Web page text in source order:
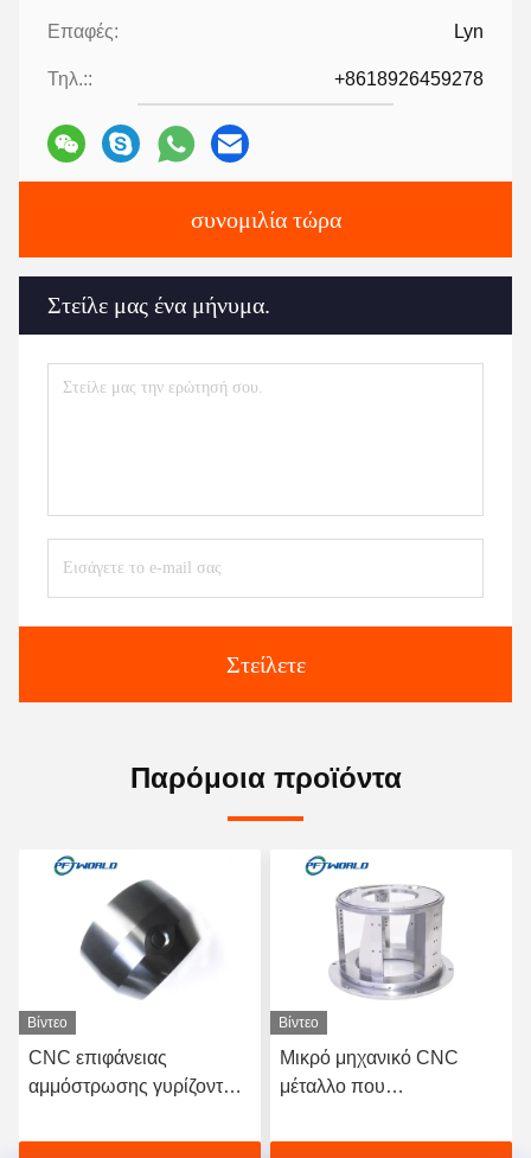
Επαφές: Lyn
Τηλ.:: +8618926459278
συνομιλία τώρα
Στείλε μας ένα μήνυμα.
Στείλετε
Παρόμοια προϊόντα
Βίντεο
Μικρό μηχανικό CNC
μέταλλο που
πολωνική επιφάνεια
Βίντεο
Βιομηχανικά αξεσουάρ με
στρογγυλεμένες χάντρες